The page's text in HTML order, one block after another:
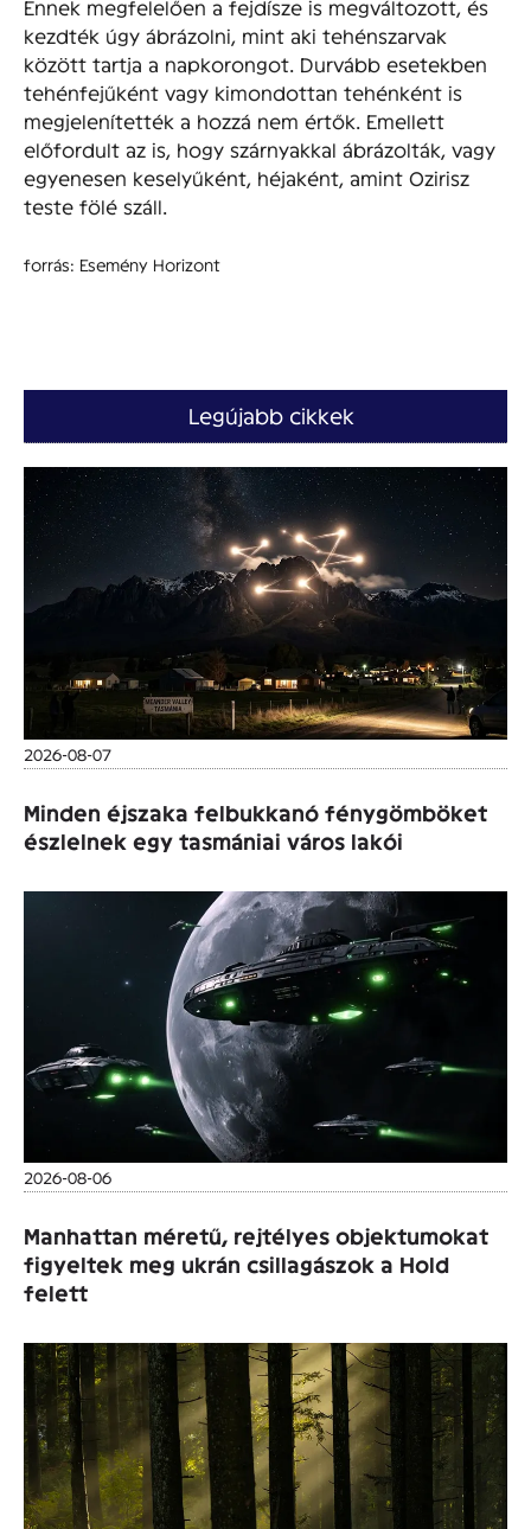
Ennek megfelelően a fejdísze is megváltozott, és
kezdték úgy ábrázolni, mint aki tehénszarvak
között tartja a napkorongot. Durvább esetekben
tehénfejűként vagy kimondottan tehénként is
megjelenítették a hozzá nem értők. Emellett
előfordult az is, hogy szárnyakkal ábrázolták, vagy
egyenesen keselyűként, héjaként, amint Ozirisz
teste fölé száll.
forrás: Esemény Horizont
Legújabb cikkek
2026-08-07
Minden éjszaka felbukkanó fénygömböket
észlelnek egy tasmániai város lakói
2026-08-06
Manhattan méretű, rejtélyes objektumokat
figyeltek meg ukrán csillagászok a Hold
felett